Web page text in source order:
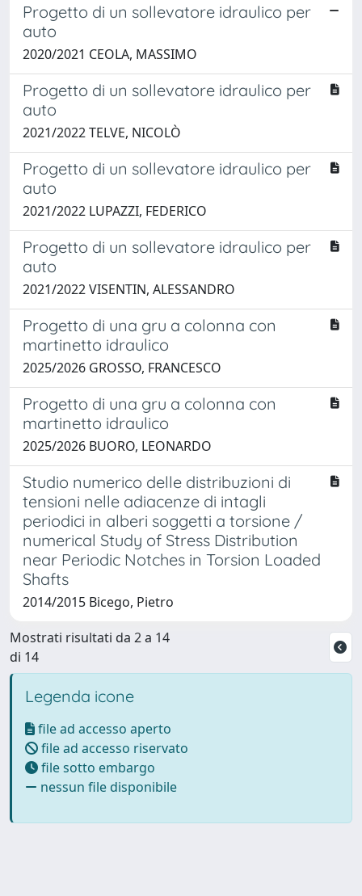
Progetto di un sollevatore idraulico per
auto
2020/2021 CEOLA, MASSIMO
Progetto di un sollevatore idraulico per
auto
2021/2022 TELVE, NICOLÒ
Progetto di un sollevatore idraulico per
auto
2021/2022 LUPAZZI, FEDERICO
Progetto di un sollevatore idraulico per
auto
2021/2022 VISENTIN, ALESSANDRO
Progetto di una gru a colonna con
martinetto idraulico
2025/2026 GROSSO, FRANCESCO
Progetto di una gru a colonna con
martinetto idraulico
2025/2026 BUORO, LEONARDO
Studio numerico delle distribuzioni di
tensioni nelle adiacenze di intagli
periodici in alberi soggetti a torsione /
numerical Study of Stress Distribution
near Periodic Notches in Torsion Loaded
Shafts
2014/2015 Bicego, Pietro
Mostrati risultati da 2 a 14
di 14
Legenda icone
file ad accesso aperto
file ad accesso riservato
file sotto embargo
nessun file disponibile